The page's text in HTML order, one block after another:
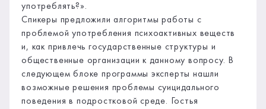
употреблять?».
Спикеры предложили алгоритмы работы с
проблемой употребления психоактивных веществ
и, как привлечь государственные структуры и
общественные организации к данному вопросу. В
следующем блоке программы эксперты нашли
возможные решения проблемы суицидального
поведения в подростковой среде. Гостья